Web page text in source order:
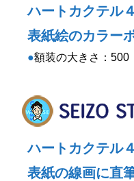
ハートカクテル
表紙絵のカラー
●額装の大きさ：500
ハートカクテル
表紙の線画に直